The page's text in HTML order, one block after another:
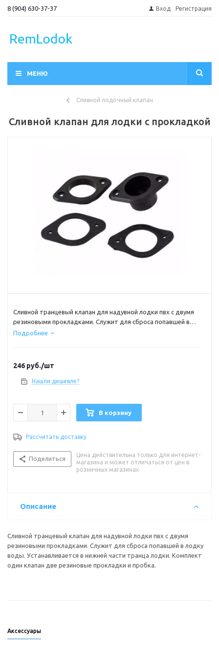
8 (904) 630-37-37 Вход Регистрация
МЕНЮ
Сливной лодочный клапан
Сливной клапан для лодки с прокладкой
Сливной транцевый клапан для надувной лодки пвх с двумя
резиновыми прокладками. Служит для сброса попавшей в
лодку воды. Устанавливается в нижней части транца лодки.
Подробнее
246 руб./шт
Нашли дешевле?
В корзину
Рассчитать доставку
Поделиться
Цена действительна только для интернет-
магазина и может отличаться от цен в
розничных магазинах
Описание
Сливной транцевый клапан для надувной лодки пвх с двумя
резиновыми прокладками. Служит для сброса попавшей в лодку
воды. Устанавливается в нижней части транца лодки. Комплект
один клапан две резиновые прокладки и пробка.
Аксессуары